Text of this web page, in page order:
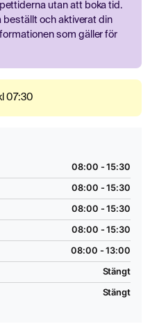
utan att boka tid.
och aktiverat din
som gäller för
07:30
08:00 - 15:30
08:00 - 15:30
08:00 - 15:30
08:00 - 15:30
08:00 - 13:00
Stängt
Stängt